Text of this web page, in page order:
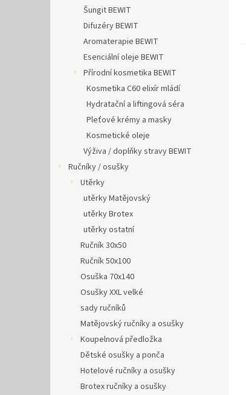
Šungit BEWIT
Difuzéry BEWIT
Aromaterapie BEWIT
Esenciální oleje BEWIT
Přírodní kosmetika BEWIT
Kosmetika C60 elixír mládí
Hydratační a liftingová séra
Pleťové krémy a masky
Kosmetické oleje
Výživa / doplňky stravy BEWIT
Ručníky / osušky
Utěrky
utěrky Matějovský
utěrky Brotex
utěrky ostatní
Ručník 30x50
Ručník 50x100
Osuška 70x140
Osušky XXL velké
sady ručníků
Matějovský ručníky a osušky
Koupelnová předložka
Dětské osušky a ponča
Hotelové ručníky a osušky
Brotex ručníky a osušky